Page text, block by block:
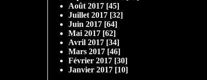
Août 2017 [45]
Juillet 2017 [32]
Juin 2017 [64]
Mai 2017 [62]
Avril 2017 [34]
Mars 2017 [46]
Février 2017 [30]
Janvier 2017 [10]